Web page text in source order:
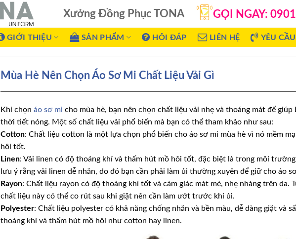
Xưởng Đồng Phục TONA GỌI NGAY:
GIỚI THIỆU SẢN PHẨM HỎI ĐÁP LIÊN HỆ YÊU
Mùa Hè Nên Chọn Áo Sơ Mi Chất Liệu Vải Gì
Khi chọnáo sơ mi cho mùa hè, bạn nên chọn chất liệu vải nhẹ và thoáng mát để
thời tiết nóng. Một số chất liệu vải phổ biến mà bạn có thể tham khảo như sau:
Cotton: Chất liệu cotton là một lựa chọn phổ biến cho áo sơ mi mùa hè vì nó mềm
hôi tốt.
Linen: Vải linen có độ thoáng khí và thấm hút mồ hôi tốt, đặc biệt là trong môi trường
lưu ý rằng vải linen dễ nhăn, do đó bạn cần phải làm ủi thường xuyên để giữ cho áo
Rayon: Chất liệu rayon có độ thoáng khí tốt và cảm giác mát mẻ, nhẹ nhàng trên da.
chất liệu này có thể co rút sau khi giặt nên cần làm ướt trước khi ủi.
Polyester: Chất liệu polyester có khả năng chống nhăn và bền màu, dễ dàng giặt và
thoáng khí và thấm hút mồ hôi như cotton hay linen.